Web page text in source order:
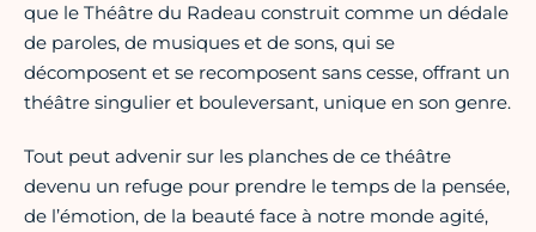
que le Théâtre du Radeau construit comme un dédale
de paroles, de musiques et de sons, qui se
décomposent et se recomposent sans cesse, offrant un
théâtre singulier et bouleversant, unique en son genre.
Tout peut advenir sur les planches de ce théâtre
devenu un refuge pour prendre le temps de la pensée,
de l’émotion, de la beauté face à notre monde agité,